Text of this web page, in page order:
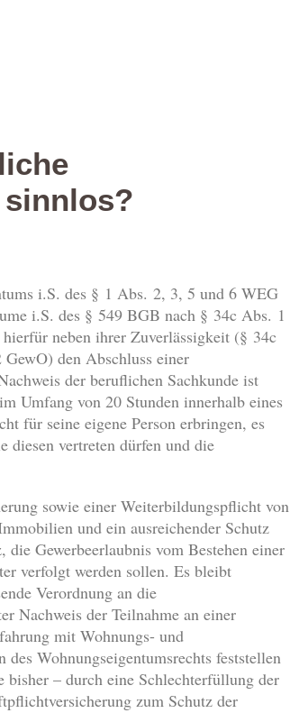
i.S. des § 1 Abs. 2, 3, 5 und 6 WEG
i.S. des § 549 BGB nach § 34c Abs. 1
neben ihrer Zuverlässigkeit (§ 34c
den Abschluss einer
der beruflichen Sachkunde ist
Umfang von 20 Stunden innerhalb eines
für seine eigene Person erbringen, es
diesen vertreten dürfen und die
sowie einer Weiterbildungspflicht von
und ein ausreichender Schutz
Gewerbeerlaubnis vom Bestehen einer
verfolgt werden sollen. Es bleibt
Verordnung an die
Nachweis der Teilnahme an einer
mit Wohnungs- und
Wohnungseigentumsrechts feststellen
– durch eine Schlechterfüllung der
zum Schutz der